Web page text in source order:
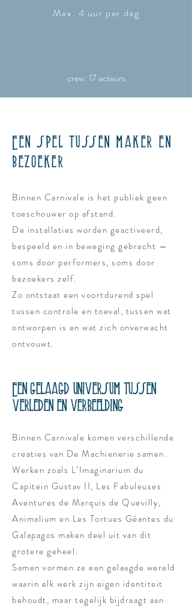
Max. 4 uur per dag
crew: 17 acteurs
Een spel tussen maker en
bezoeker
Binnen Carnivale is het publiek geen
toeschouwer op afstand.
De installaties worden geactiveerd,
bespeeld en in beweging gebracht —
soms door performers, soms door
bezoekers zelf.
Zo ontstaat een voortdurend spel
tussen controle en toeval, tussen wat
ontworpen is en wat zich onverwacht
ontvouwt.
Een gelaagd universum tussen
verleden en verbeelding
Binnen Carnivale komen verschillende
creaties van De Machienerie samen.
Werken zoals L’Imaginarium du
Capitein Gustav II, Les Fabuleuses
Aventures de Marquis de Quevilly,
Animalium en Les Tortues Géantes du
Galapagos maken deel uit van dit
grotere geheel.
Samen vormen ze een gelaagde wereld
waarin elk werk zijn eigen identiteit
behoudt, maar tegelijk bijdraagt aan